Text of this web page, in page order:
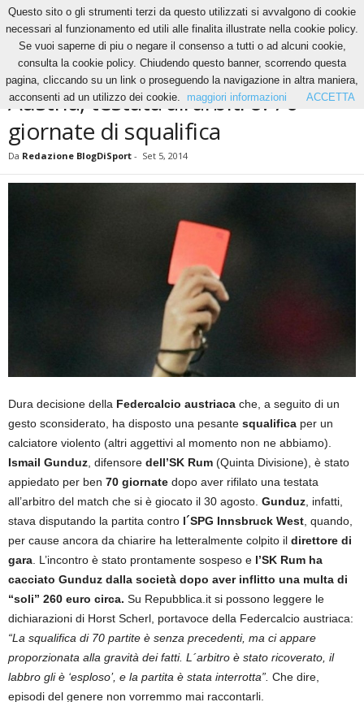
News Austria, testata all’arbitro: 70 giornate di squalifica
NEWS
Austria, testata all’arbitro: 70
giornate di squalifica
Da Redazione BlogDiSport - Set 5, 2014
Dura decisione della Federcalcio austriaca che, a seguito di un
gesto sconsiderato, ha disposto una pesante squalifica per un
calciatore violento (altri aggettivi al momento non ne abbiamo).
Ismail Gunduz , difensore dell’SK Rum (Quinta Divisione), è stato
appiedato per ben 70 giornate dopo aver rifilato una testata
all’arbitro del match che si è giocato il 30 agosto. Gunduz , infatti,
stava disputando la partita contro l´SPG Innsbruck West , quando,
per cause ancora da chiarire ha letteralmente colpito il direttore di
gara . L’incontro è stato prontamente sospeso e l’SK Rum ha
cacciato Gunduz dalla società dopo aver inflitto una multa di
“soli” 260 euro circa. Su Repubblica.it si possono leggere le
dichiarazioni di Horst Scherl, portavoce della Federcalcio austriaca:
“La squalifica di 70 partite è senza precedenti, ma ci appare
proporzionata alla gravità dei fatti. L´arbitro è stato ricoverato, il
labbro gli è ‘esploso’, e la partita è stata interrotta”. Che dire,
episodi del genere non vorremmo mai raccontarli.
Questo sito o gli strumenti terzi da questo utilizzati si avvalgono di cookie
necessari al funzionamento ed utili alle finalita illustrate nella cookie policy.
Se vuoi saperne di piu o negare il consenso a tutti o ad alcuni cookie,
consulta la cookie policy. Chiudendo questo banner, scorrendo questa
pagina, cliccando su un link o proseguendo la navigazione in altra maniera,
acconsenti ad un utilizzo dei cookie.
maggiori informazioni ACCETTA